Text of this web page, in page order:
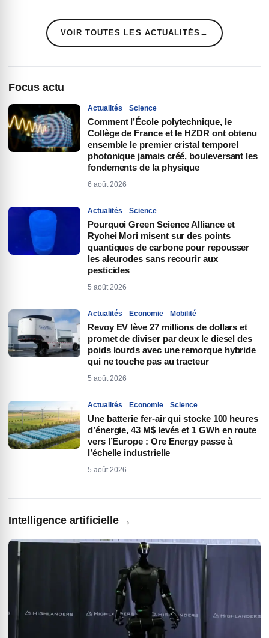
VOIR TOUTES LES ACTUALITÉS →
Focus actu
Actualités Science
Comment l’École polytechnique, le
Collège de France et le HZDR ont obtenu
ensemble le premier cristal temporel
photonique jamais créé, bouleversant les
fondements de la physique
6 août 2026
Actualités Science
Pourquoi Green Science Alliance et
Ryohei Mori misent sur des points
quantiques de carbone pour repousser
les aleurodes sans recourir aux
pesticides
5 août 2026
Actualités Economie Mobilité
Revoy EV lève 27 millions de dollars et
promet de diviser par deux le diesel des
poids lourds avec une remorque hybride
qui ne touche pas au tracteur
5 août 2026
Actualités Economie Science
Une batterie fer-air qui stocke 100 heures
d’énergie, 43 M$ levés et 1 GWh en route
vers l’Europe : Ore Energy passe à
l’échelle industrielle
5 août 2026
Intelligence artificielle→